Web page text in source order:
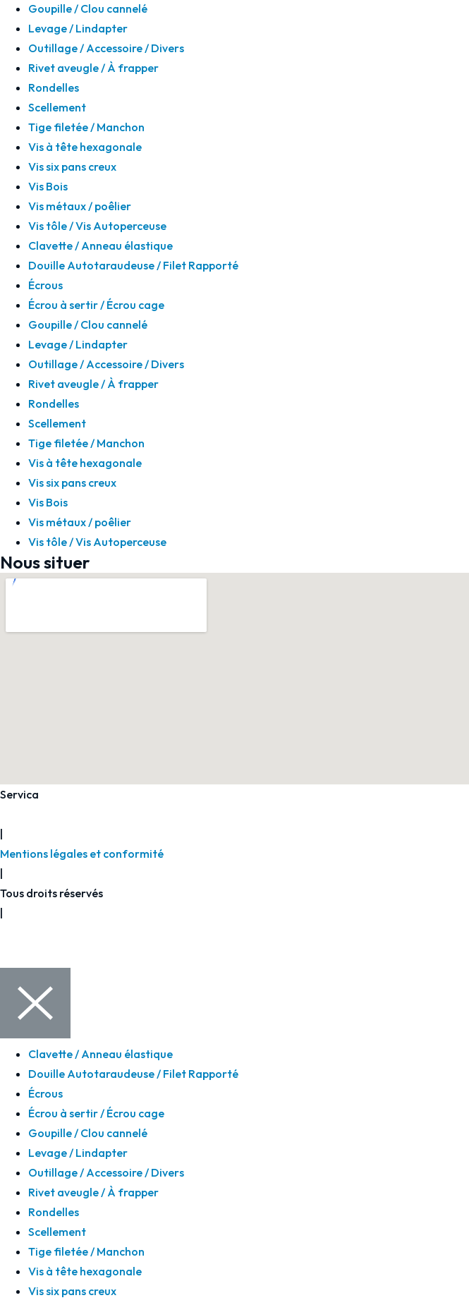
Goupille / Clou cannelé
Levage / Lindapter
Outillage / Accessoire / Divers
Rivet aveugle / À frapper
Rondelles
Scellement
Tige filetée / Manchon
Vis à tête hexagonale
Vis six pans creux
Vis Bois
Vis métaux / poêlier
Vis tôle / Vis Autoperceuse
Clavette / Anneau élastique
Douille Autotaraudeuse / Filet Rapporté
Écrous
Écrou à sertir / Écrou cage
Goupille / Clou cannelé
Levage / Lindapter
Outillage / Accessoire / Divers
Rivet aveugle / À frapper
Rondelles
Scellement
Tige filetée / Manchon
Vis à tête hexagonale
Vis six pans creux
Vis Bois
Vis métaux / poêlier
Vis tôle / Vis Autoperceuse
Nous situer
Servica
|
Mentions légales et conformité
|
Tous droits réservés
|
Clavette / Anneau élastique
Douille Autotaraudeuse / Filet Rapporté
Écrous
Écrou à sertir / Écrou cage
Goupille / Clou cannelé
Levage / Lindapter
Outillage / Accessoire / Divers
Rivet aveugle / À frapper
Rondelles
Scellement
Tige filetée / Manchon
Vis à tête hexagonale
Vis six pans creux